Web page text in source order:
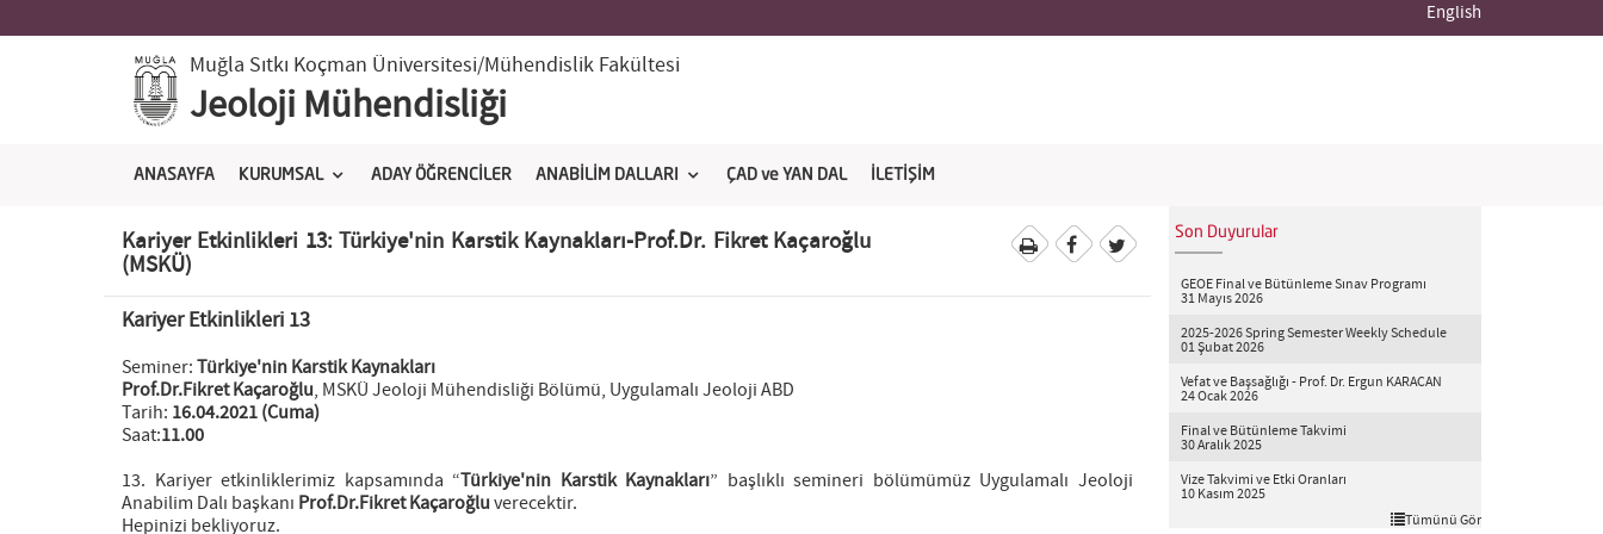
English
Muğla Sıtkı Koçman Üniversitesi/Mühendislik Fakültesi
Jeoloji Mühendisliği
ANASAYFA KURUMSAL ADAY ÖĞRENCİLER ANABİLİM DALLARI ÇAD ve YAN DAL İLETİŞİM
Kariyer Etkinlikleri 13: Türkiye'nin Karstik Kaynakları-Prof.Dr. Fikret Kaçaroğlu
(MSKÜ)
Kariyer Etkinlikleri 13
Seminer:Türkiye'nin Karstik Kaynakları
Prof.Dr.Fikret Kaçaroğlu, MSKÜ Jeoloji Mühendisliği Bölümü, Uygulamalı Jeoloji ABD
Tarih: 16.04.2021 (Cuma)
Saat:11.00
13. Kariyer etkinliklerimiz kapsamında “Türkiye'nin Karstik Kaynakları” başlıklı semineri bölümümüz Uygulamalı Jeoloji
Anabilim Dalı başkanı Prof.Dr.Fikret Kaçaroğluverecektir.
Hepinizi bekliyoruz.
Son Duyurular
GEOE Final ve Bütünleme Sınav Programı
31 Mayıs 2026
2025-2026 Spring Semester Weekly Schedule
01 Şubat 2026
Vefat ve Başsağlığı - Prof. Dr. Ergun KARACAN
24 Ocak 2026
Final ve Bütünleme Takvimi
30 Aralık 2025
Vize Takvimi ve Etki Oranları
10 Kasım 2025
Tümünü Gör